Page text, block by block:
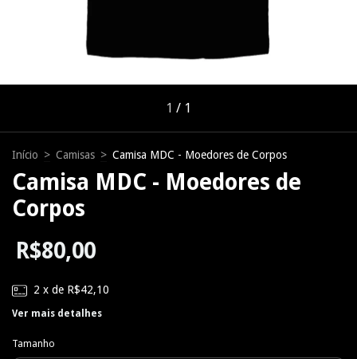
1 / 1
Início > Camisas > Camisa MDC - Moedores de Corpos
Camisa MDC - Moedores de
Corpos
R$80,00
2 x de R$42,10
Ver mais detalhes
Tamanho